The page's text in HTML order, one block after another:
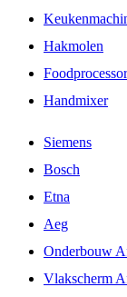
Hakmolen
Foodprocessor
Handmixer
Siemens
Bosch
Etna
Aeg
Onderbouw
Vlakscherm